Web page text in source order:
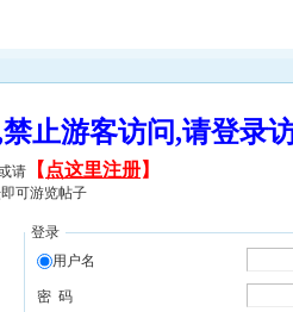
,禁止游客访问,请登
请 【 点这里注册】
可游览帖子
登录
用户名
密 码